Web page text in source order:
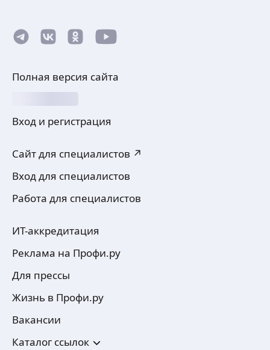
Полная версия сайта
Вход и регистрация
Сайт для специалистов ↗
Вход для специалистов
Работа для специалистов
ИТ-аккредитация
Реклама на Профи.ру
Для прессы
Жизнь в Профи.ру
Вакансии
Каталог ссылок